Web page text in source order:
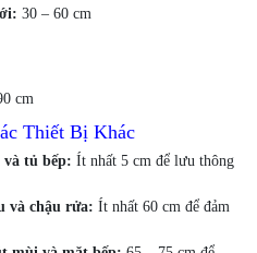
30 – 60 cm
cm
Thiết Bị Khác
và tủ bếp: Ít nhất 5 cm để lưu thông
và chậu rửa: Ít nhất 60 cm để đảm